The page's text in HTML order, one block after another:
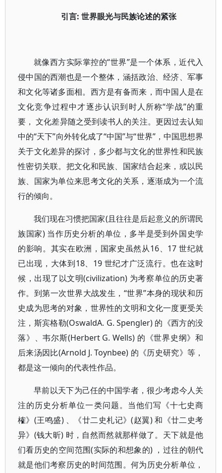
引言: 世界眼光与民族论述的紧张
就像西方实际掌控的“世界”是一个体系，近代入
侵中国的西潮也是一个整体，涵括政治、经济、军事
和文化等诸多面相。西方是有备而来，而中国人是在
文化竞争过程中才逐步认识到时人所称“学战”的重
要， 文化差异随之受到读书人的关注。更因过去认知
中的“天下”向外转化成了“中国”与“世界”，中国思想界
关于文化差异的探讨，多少都与文化的世界性和民族
性密切关联。把文化和民族、国家结合起来，或以民
族、国家为单位来思考文化的关系，逐渐成为一个流
行的倾向。
我们现在习惯把国家(且往往是后起意义的所谓民
族国家) 当作历史分析的单位，多半是受到外国史学
的影响。其实在欧洲，国家史虽然从16、17 世纪就
已出现，大体到18、19 世纪才广泛流行。也在这时
候，出现了以文明(civilization) 为考察单位的历史著
作。到第一次世界大战发生，“世界”本身的现状和历
史成为思考的对象，世界性的文明和文化一度更受关
注，斯宾格勒(OswaldA. G. Spengler) 的《西方的没
落》、韦尔斯(Herbert G. Wells) 的《世界史纲》和
后来汤因比(Arnold J. Toynbee) 的《历史研究》等，
都是这一倾向的代表性作品。
早前以天下为己任的中国学者，很少考虑今人关
注的历史分析单位一类问题。当他们写《十七史商
榷》(王鸣盛) 、《廿二史札记》(赵翼) 和《廿二史考
异》(钱大昕) 时，自然而然就那样做了。天下就是他
们看历史的空间范围(实际的和想象的) ，过往的朝代
就是他们考察历史的时间范围。何为历史分析单位，